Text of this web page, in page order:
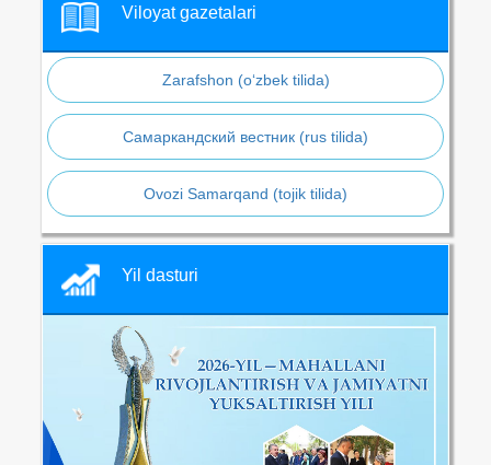
Viloyat gazetalari
Zarafshon (o‘zbek tilida)
Самаркандский вестник (rus tilida)
Ovozi Samarqand (tojik tilida)
Yil dasturi